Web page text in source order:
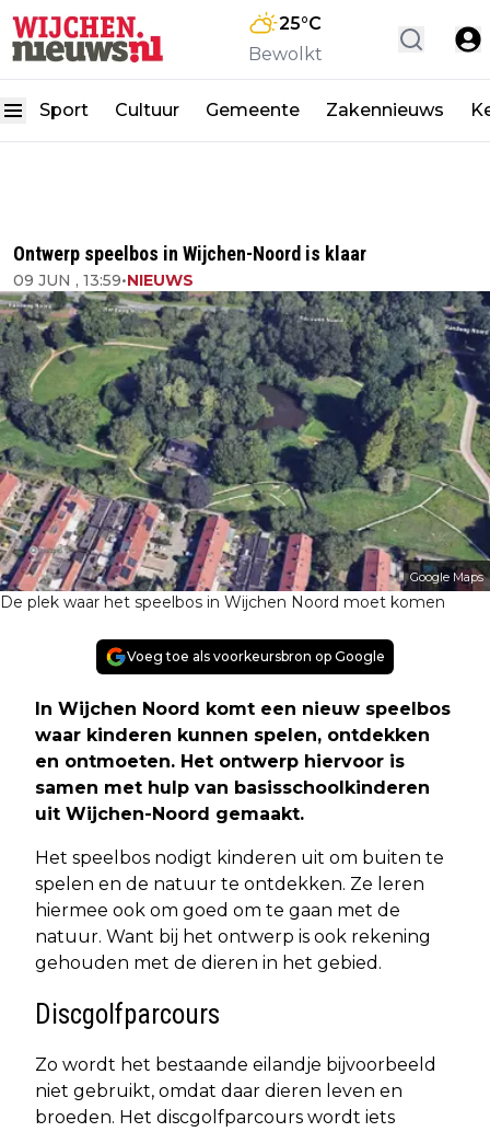
25°C
Bewolkt
Sport Cultuur Gemeente Zakennieuws
Ontwerp speelbos in Wijchen-Noord is klaar
09 JUN , 13:59•NIEUWS
Google Maps
De plek waar het speelbos in Wijchen Noord moet komen
Voeg toe als voorkeursbron op Google
In Wijchen Noord komt een nieuw speelbos
waar kinderen kunnen spelen, ontdekken
en ontmoeten. Het ontwerp hiervoor is
samen met hulp van basisschoolkinderen
uit Wijchen-Noord gemaakt.
Het speelbos nodigt kinderen uit om buiten te
spelen en de natuur te ontdekken. Ze leren
hiermee ook om goed om te gaan met de
natuur. Want bij het ontwerp is ook rekening
gehouden met de dieren in het gebied.
Discgolfparcours
Zo wordt het bestaande eilandje bijvoorbeeld
niet gebruikt, omdat daar dieren leven en
broeden. Het discgolfparcours wordt iets